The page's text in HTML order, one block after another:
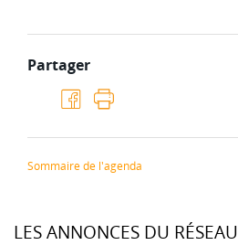
Partager
Sommaire de l'agenda
LES ANNONCES DU RÉSEAU